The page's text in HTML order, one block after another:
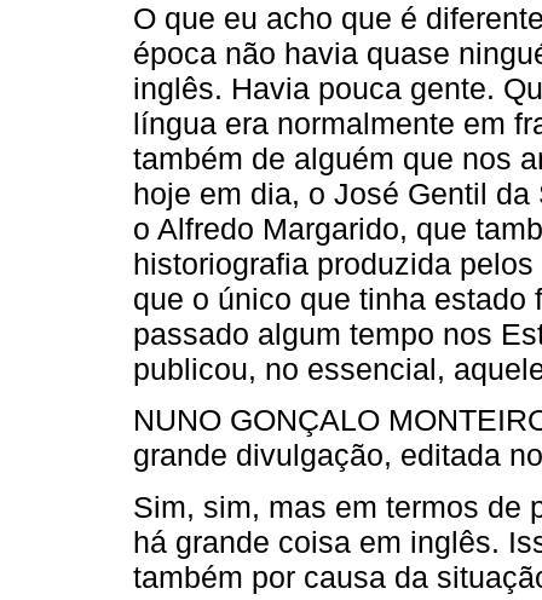
O que eu acho que é
época não havia quase
inglês. Havia pouca gente.
língua era normalmente em
também de alguém que nos
hoje em dia, o José Gentil
o Alfredo Margarido, que
historiografia produzida
que o único que tinha
passado algum tempo nos
publicou, no essencial,
NUNO GONÇALO
grande divulgação, editada
Sim, sim, mas em termos de
há grande coisa em inglês.
também por causa da